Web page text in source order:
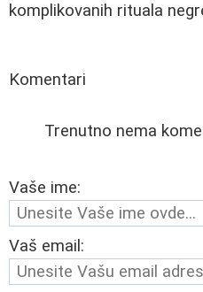
komplikovanih rituala
Komentari
Trenutno nema
Vaše ime:
Vaš email: